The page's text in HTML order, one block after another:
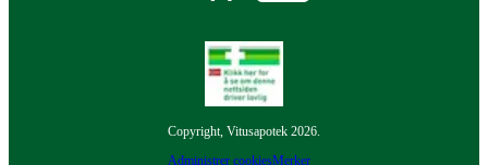
Copyright, Vitusapotek 2026.
Administrer cookiesMerker